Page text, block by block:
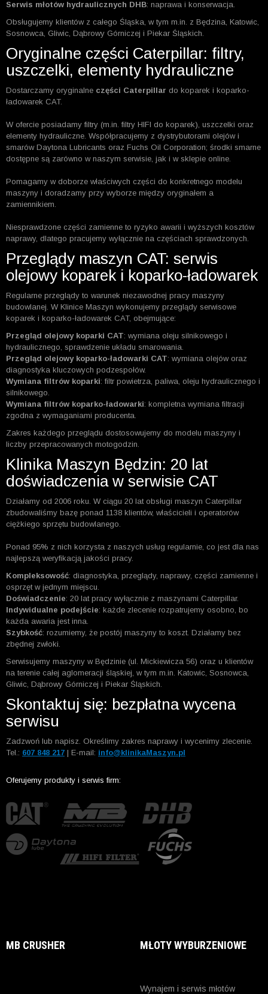
Serwis młotów hydraulicznych DHB: naprawa i konserwacja.
Obsługujemy klientów z całego Śląska, w tym m.in. z Będzina, Katowic,
Sosnowca, Gliwic, Dąbrowy Górniczej i Piekar Śląskich.
Oryginalne części Caterpillar: filtry,
uszczelki, elementy hydrauliczne
Dostarczamy oryginalne części Caterpillar do koparek i koparko-
ładowarek CAT.
W ofercie posiadamy filtry (m.in. filtry HIFI do koparek), uszczelki oraz
elementy hydrauliczne. Współpracujemy z dystrybutorami olejów i
smarów Daytona Lubricants oraz Fuchs Oil Corporation; środki smarne
dostępne są zarówno w naszym serwisie, jak i w sklepie online.
Pomagamy w doborze właściwych części do konkretnego modelu
maszyny i doradzamy przy wyborze między oryginałem a
zamiennikiem.
Niesprawdzone części zamienne to ryzyko awarii i wyższych kosztów
naprawy, dlatego pracujemy wyłącznie na częściach sprawdzonych.
Przeglądy maszyn CAT: serwis
olejowy koparek i koparko-ładowarek
Regularne przeglądy to warunek niezawodnej pracy maszyny
budowlanej. W Klinice Maszyn wykonujemy przeglądy serwisowe
koparek i koparko-ładowarek CAT, obejmujące:
Przegląd olejowy koparki CAT: wymiana oleju silnikowego i
hydraulicznego, sprawdzenie układu smarowania.
Przegląd olejowy koparko-ładowarki CAT: wymiana olejów oraz
diagnostyka kluczowych podzespołów.
Wymiana filtrów koparki: filtr powietrza, paliwa, oleju hydraulicznego i
silnikowego.
Wymiana filtrów koparko-ładowarki: kompletna wymiana filtracji
zgodna z wymaganiami producenta.
Zakres każdego przeglądu dostosowujemy do modelu maszyny i
liczby przepracowanych motogodzin.
Klinika Maszyn Będzin: 20 lat
doświadczenia w serwisie CAT
Działamy od 2006 roku. W ciągu 20 lat obsługi maszyn Caterpillar
zbudowaliśmy bazę ponad 1138 klientów, właścicieli i operatorów
ciężkiego sprzętu budowlanego.
Ponad 95% z nich korzysta z naszych usług regularnie, co jest dla nas
najlepszą weryfikacją jakości pracy.
Kompleksowość: diagnostyka, przeglądy, naprawy, części zamienne i
osprzęt w jednym miejscu.
Doświadczenie: 20 lat pracy wyłącznie z maszynami Caterpillar.
Indywidualne podejście: każde zlecenie rozpatrujemy osobno, bo
każda awaria jest inna.
Szybkość: rozumiemy, że postój maszyny to koszt. Działamy bez
zbędnej zwłoki.
Serwisujemy maszyny w Będzinie (ul. Mickiewicza 56) oraz u klientów
na terenie całej aglomeracji śląskiej, w tym m.in. Katowic, Sosnowca,
Gliwic, Dąbrowy Górniczej i Piekar Śląskich.
Skontaktuj się: bezpłatna wycena
serwisu
Zadzwoń lub napisz. Określimy zakres naprawy i wycenimy zlecenie.
Tel.: 607 848 217 | E-mail: info@klinikaMaszyn.pl
Oferujemy produkty i serwis firm:
MB CRUSHER MŁOTY WYBURZENIOWE
Wynajem i serwis młotów